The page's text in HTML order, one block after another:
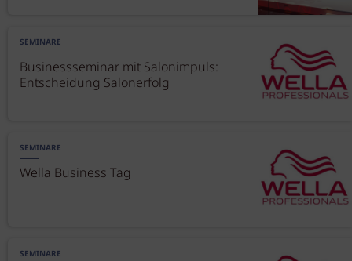
SEMINARE
Businessseminar mit Salonimpuls:
Entscheidung Salonerfolg
SEMINARE
Wella Business Tag
SEMINARE